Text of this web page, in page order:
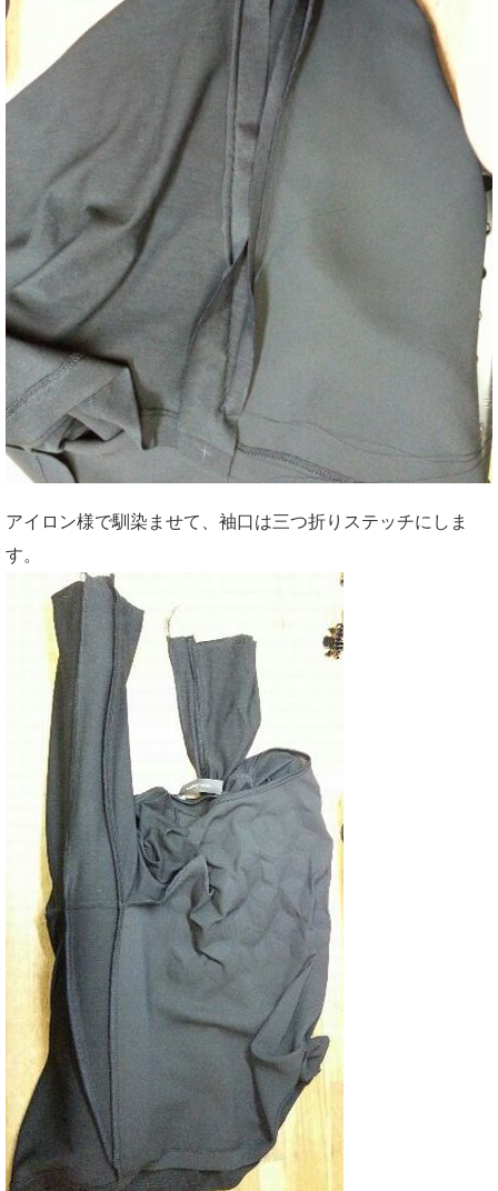
アイロン様で馴染ませて、袖口は三つ折りステッチにしま
す。